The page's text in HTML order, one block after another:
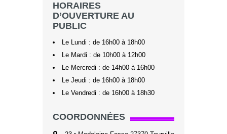
HORAIRES
D’OUVERTURE AU
PUBLIC
Le Lundi : de 16h00 à 18h00
Le Mardi : de 10h00 à 12h00
Le Mercredi : de 14h00 à 16h00
Le Jeudi : de 16h00 à 18h00
Le Vendredi : de 16h00 à 18h30
COORDONNÉES